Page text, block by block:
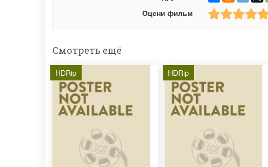
Оцени фильм
Смотреть ещё
HDRip HDRip